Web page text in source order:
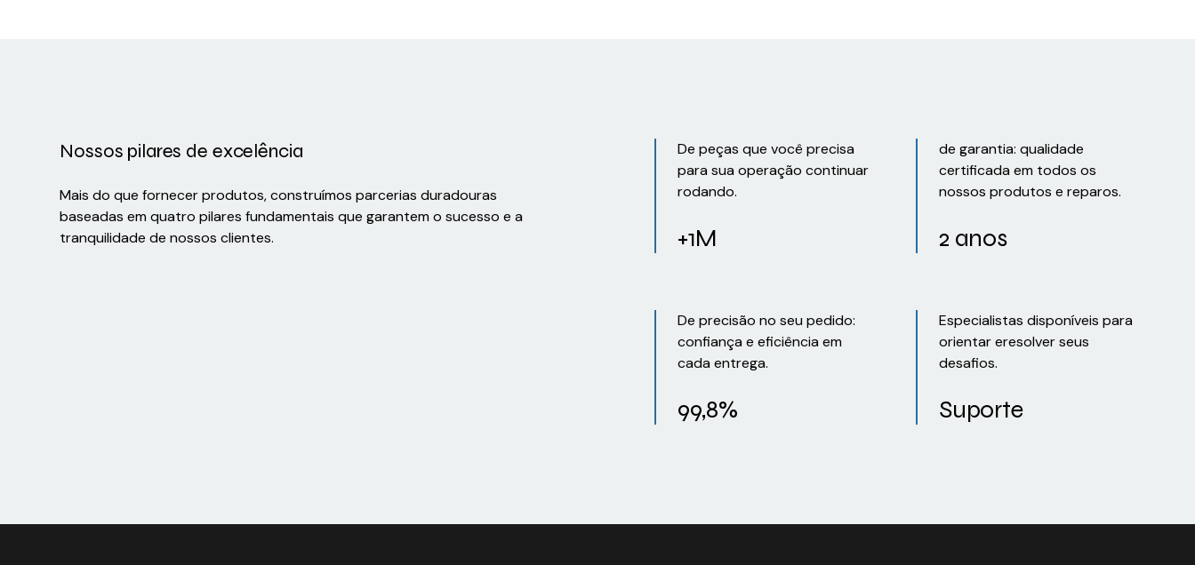
Nossos pilares de excelência
Mais do que fornecer produtos, construímos parcerias duradouras
baseadas em quatro pilares fundamentais que garantem o sucesso e a
tranquilidade de nossos clientes.
De peças que você precisa
para sua operação continuar
rodando.
+1M
de garantia: qualidade
certificada em todos os
nossos produtos e reparos.
2 anos
De precisão no seu pedido:
confiança e eficiência em
cada entrega.
99,8%
Especialistas disponíveis para
orientar eresolver seus
desafios.
Suporte